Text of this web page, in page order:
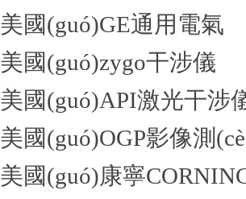
美國(guó)GE通用電氣
美國(guó)zygo干涉儀
美國(guó)API激光干涉
美國(guó)OGP影像測
美國(guó)康寧